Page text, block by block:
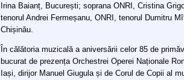
Irina Baianț, București; soprana ONRI, Cristina
tenorul Andrei Fermeșanu, ONRI, tenorul Dumitru
Chișinău.
În călătoria muzicală a aniversării celor 85 de
bucurat de prezența Orchestrei Operei Naționale
Iași, dirijor Manuel Giugula și de Corul de Copii al